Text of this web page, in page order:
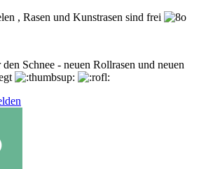
, Rasen und Kunstrasen sind frei
Schnee - neuen Rollrasen und neuen